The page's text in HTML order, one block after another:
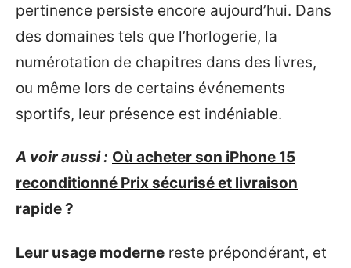
pertinence persiste encore aujourd’hui. Dans
des domaines tels que l’horlogerie, la
numérotation de chapitres dans des livres,
ou même lors de certains événements
sportifs, leur présence est indéniable.
A voir aussi : Où acheter son iPhone 15
reconditionné Prix sécurisé et livraison
rapide ?
Leur usage moderne reste prépondérant, et